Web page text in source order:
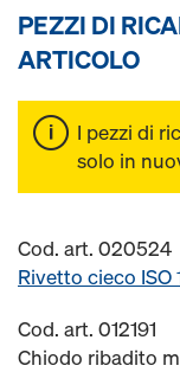
PEZZI DI
ARTICOLO
I pezzi di
solo in
Cod. art. 020524
Rivetto cieco ISO
Cod. art. 012191
Chiodo ribadito